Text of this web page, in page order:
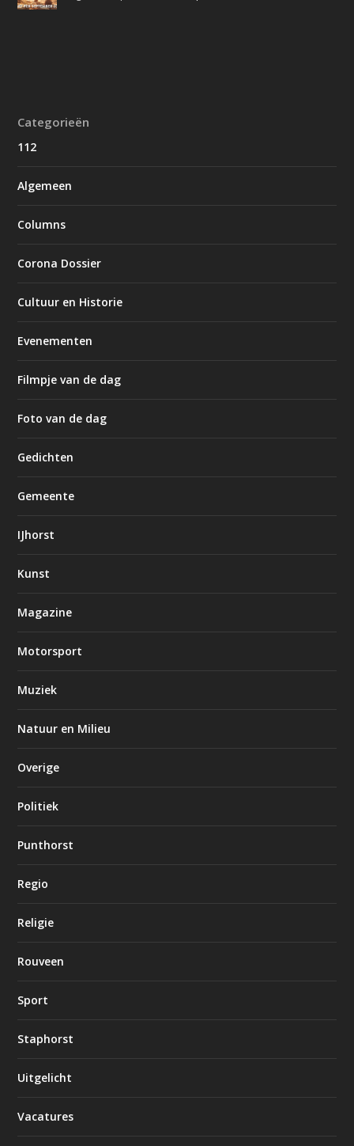
Categorieën
112
Algemeen
Columns
Corona Dossier
Cultuur en Historie
Evenementen
Filmpje van de dag
Foto van de dag
Gedichten
Gemeente
IJhorst
Kunst
Magazine
Motorsport
Muziek
Natuur en Milieu
Overige
Politiek
Punthorst
Regio
Religie
Rouveen
Sport
Staphorst
Uitgelicht
Vacatures